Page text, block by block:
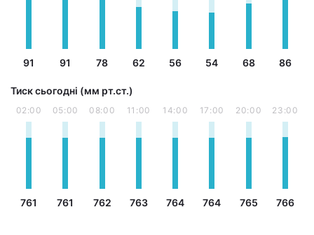
91 91 78 62 56 54 68 86
Тиск сьогодні (мм рт.ст.)
02:00
761
05:00
761
08:00
762
11:00
763
14:00
764
17:00
764
20:00
765
23:00
766